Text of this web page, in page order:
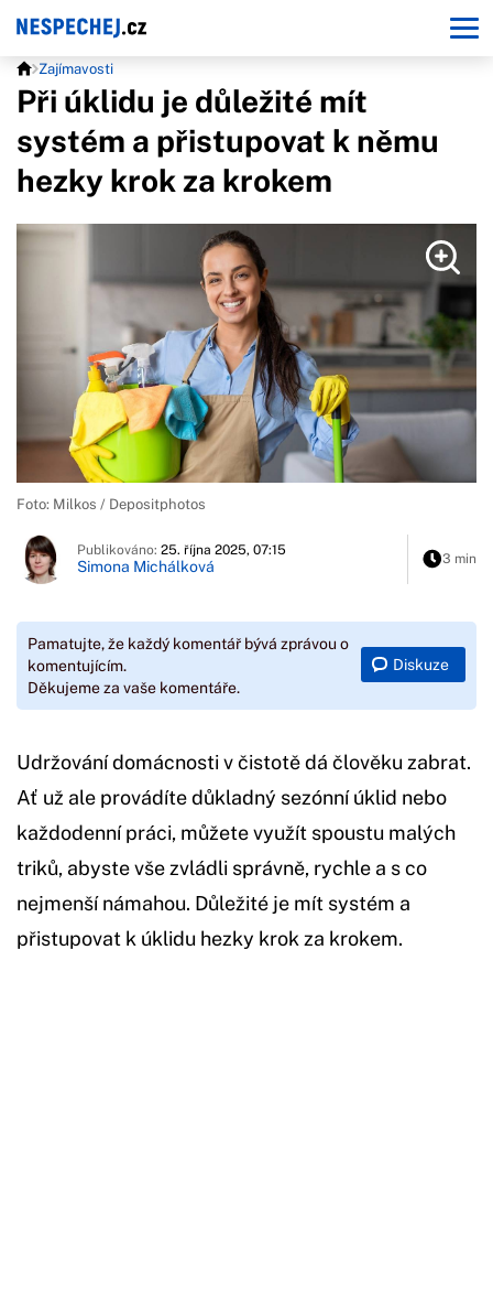
Zajímavosti
Při úklidu je důležité mít
systém a přistupovat k němu
hezky krok za krokem
Foto: Milkos / Depositphotos
Publikováno: 25. října 2025, 07:15
Simona Michálková 3 min
Pamatujte, že každý komentář bývá zprávou o
komentujícím.
Děkujeme za vaše komentáře.
Diskuze
Udržování domácnosti v čistotě dá člověku zabrat.
Ať už ale provádíte důkladný sezónní úklid nebo
každodenní práci, můžete využít spoustu malých
triků, abyste vše zvládli správně, rychle a s co
nejmenší námahou. Důležité je mít systém a
přistupovat k úklidu hezky krok za krokem.